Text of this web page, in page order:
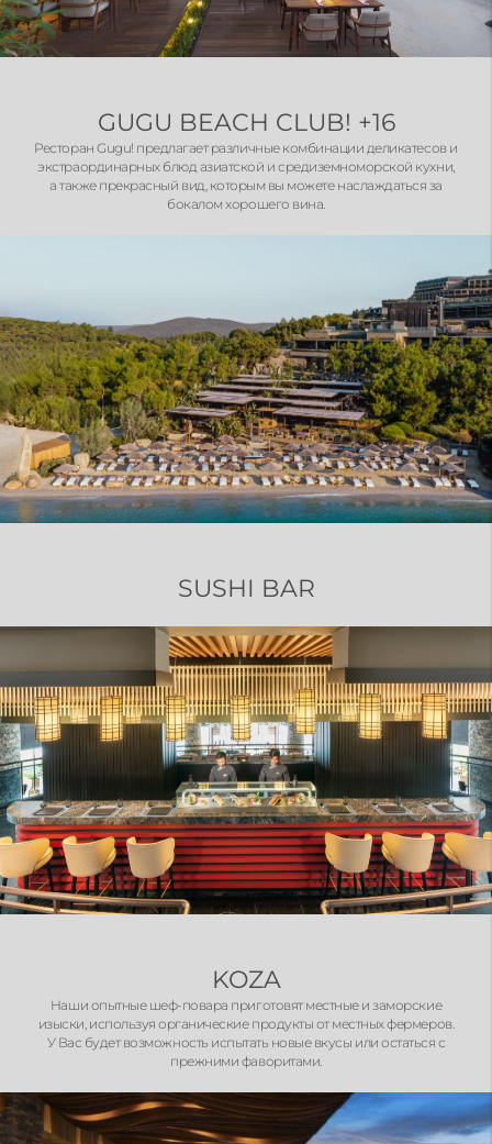
GUGU BEACH CLUB! +16
Ресторан Gugu! предлагает различные комбинации деликатесов и
экстраординарных блюд азиатской и средиземноморской кухни,
а также прекрасный вид, которым вы можете наслаждаться за
бокалом хорошего вина.
SUSHI BAR
KOZA
Наши опытные шеф-повара приготовят местные и заморские
изыски, используя органические продукты от местных фермеров.
У Вас будет возможность испытать новые вкусы или остаться с
прежними фаворитами.